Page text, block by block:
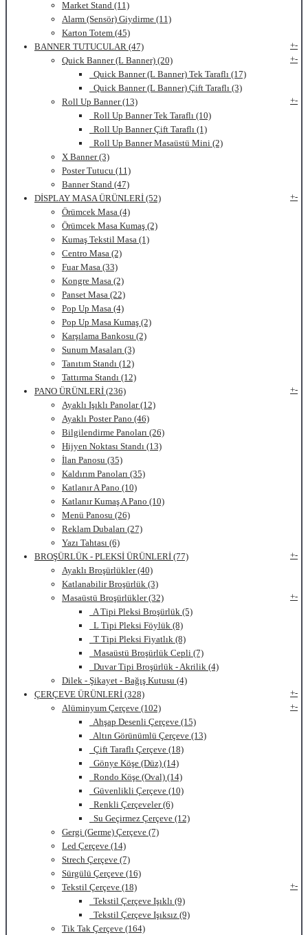
Market Stand (11)
Alarm (Sensör) Giydirme (11)
Karton Totem (45)
BANNER TUTUCULAR (47)
+-
Quick Banner (L Banner) (20)
+-
Quick Banner (L Banner) Tek Taraflı (17)
Quick Banner (L Banner) Çift Taraflı (3)
Roll Up Banner (13)
+-
Roll Up Banner Tek Taraflı (10)
Roll Up Banner Çift Taraflı (1)
Roll Up Banner Masaüstü Mini (2)
X Banner (3)
Poster Tutucu (11)
Banner Stand (47)
DİSPLAY MASA ÜRÜNLERİ (52)
+-
Örümcek Masa (4)
Örümcek Masa Kumaş (2)
Kumaş Tekstil Masa (1)
Centro Masa (2)
Fuar Masa (33)
Kongre Masa (2)
Panset Masa (22)
Pop Up Masa (4)
Pop Up Masa Kumaş (2)
Karşılama Bankosu (2)
Sunum Masaları (3)
Tanıtım Standı (12)
Tattırma Standı (12)
PANO ÜRÜNLERİ (236)
+-
Ayaklı Işıklı Panolar (12)
Ayaklı Poster Pano (46)
Bilgilendirme Panoları (26)
Hijyen Noktası Standı (13)
İlan Panosu (35)
Kaldırım Panoları (35)
Katlanır A Pano (10)
Katlanır Kumaş A Pano (10)
Menü Panosu (26)
Reklam Dubaları (27)
Yazı Tahtası (6)
BROŞÜRLÜK - PLEKSİ ÜRÜNLERİ (77)
+-
Ayaklı Broşürlükler (40)
Katlanabilir Broşürlük (3)
Masaüstü Broşürlükler (32)
+-
A Tipi Pleksi Broşürlük (5)
L Tipi Pleksi Föylük (8)
T Tipi Pleksi Fiyatlık (8)
Masaüstü Broşürlük Cepli (7)
Duvar Tipi Broşürlük - Akrilik (4)
Dilek - Şikayet - Bağış Kutusu (4)
ÇERÇEVE ÜRÜNLERİ (328)
+-
Alüminyum Çerçeve (102)
+-
Ahşap Desenli Çerçeve (15)
Altın Görünümlü Çerçeve (13)
Çift Taraflı Çerçeve (18)
Gönye Köşe (Düz) (14)
Rondo Köşe (Oval) (14)
Güvenlikli Çerçeve (10)
Renkli Çerçeveler (6)
Su Geçirmez Çerçeve (12)
Gergi (Germe) Çerçeve (7)
Led Çerçeve (14)
Strech Çerçeve (7)
Sürgülü Çerçeve (16)
Tekstil Çerçeve (18)
+-
Tekstil Çerçeve Işıklı (9)
Tekstil Çerçeve Işıksız (9)
Tik Tak Çerçeve (164)